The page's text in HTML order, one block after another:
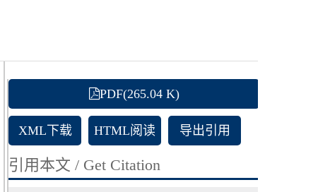
PDF(265.04 K)
XML下载 HTML阅读 导出引用
引用本文 / Get Citation